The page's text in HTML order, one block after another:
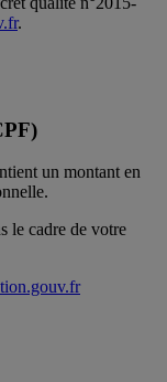
.
un montant en
le cadre de votre